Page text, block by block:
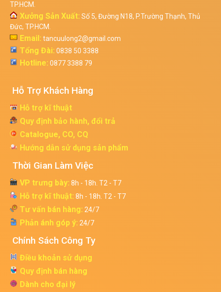
TP.HCM.
Xưởng Sản Xuất: Số 5, Đường N18, P.Trường Thạnh, Thủ
Đức, TP.HCM.
Email: tancuulong2@gmail.com
Tổng Đài: 0838 50 3388
Hotline: 0877 3388 79
Hỗ Trợ Khách Hàng
Hỗ trợ kĩ thuật
Quy định bảo hành, đổi trả
Catalogue, CO, CQ
Hướng dẫn sử dụng sản phẩm
Thời Gian Làm Việc
VP trưng bày: 8h - 18h. T2 - T7
Hỗ trợ kĩ thuật: 8h - 18h. T2 - T7
Tư vấn bán hàng: 24/7
Phản ánh góp ý: 24/7
Chính Sách Công Ty
Điều khoản sử dụng
Quy định bán hàng
Dành cho đại lý